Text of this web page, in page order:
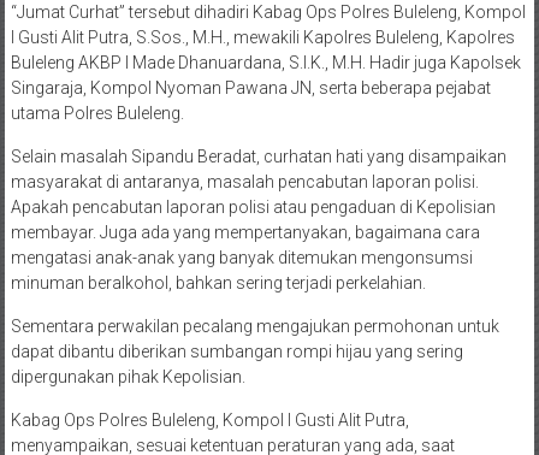
“Jumat Curhat” tersebut dihadiri Kabag Ops Polres Buleleng, Kompol
I Gusti Alit Putra, S.Sos., M.H., mewakili Kapolres Buleleng, Kapolres
Buleleng AKBP I Made Dhanuardana, S.I.K., M.H. Hadir juga Kapolsek
Singaraja, Kompol Nyoman Pawana JN, serta beberapa pejabat
utama Polres Buleleng.
Selain masalah Sipandu Beradat, curhatan hati yang disampaikan
masyarakat di antaranya, masalah pencabutan laporan polisi.
Apakah pencabutan laporan polisi atau pengaduan di Kepolisian
membayar. Juga ada yang mempertanyakan, bagaimana cara
mengatasi anak-anak yang banyak ditemukan mengonsumsi
minuman beralkohol, bahkan sering terjadi perkelahian.
Sementara perwakilan pecalang mengajukan permohonan untuk
dapat dibantu diberikan sumbangan rompi hijau yang sering
dipergunakan pihak Kepolisian.
Kabag Ops Polres Buleleng, Kompol I Gusti Alit Putra,
menyampaikan, sesuai ketentuan peraturan yang ada, saat